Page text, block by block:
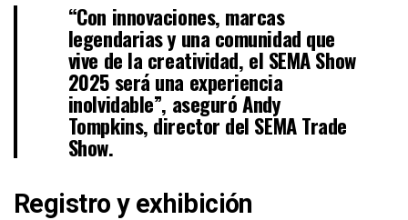
“Con innovaciones, marcas
legendarias y una comunidad que
vive de la creatividad, el SEMA Show
2025 será una experiencia
inolvidable”, aseguróAndy
Tompkins, director del SEMA Trade
Show.
Registro y exhibición